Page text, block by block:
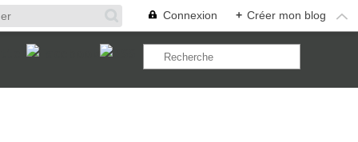
Connexion + Créer mon blog